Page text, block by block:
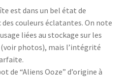
est dans un bel état de
couleurs éclatantes. On note
liées au stockage sur les
photos), mais l’intégrité
de “Aliens Ooze” d’origine à